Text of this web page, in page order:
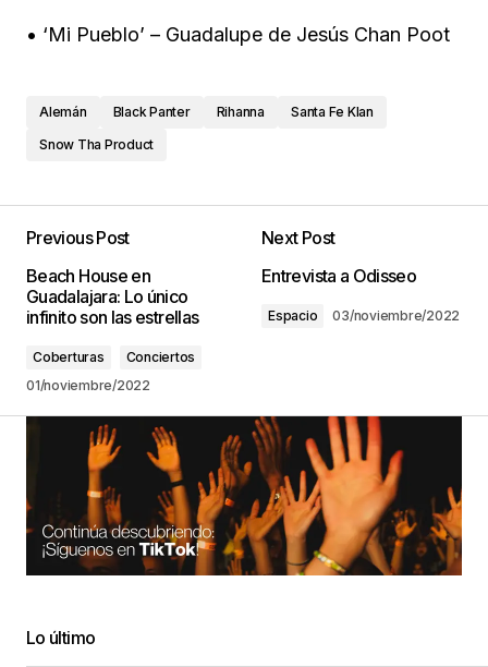
• ‘Mi Pueblo’ – Guadalupe de Jesús Chan Poot
Alemán Black Panter Rihanna
Santa Fe Klan
Snow Tha Product
Previous Post
Beach House en
Guadalajara: Lo único
infinito son las estrellas
Coberturas
Conciertos
01/noviembre/2022
Next Post
Entrevista a Odisseo
Espacio 03/noviembre/2022
Lo último